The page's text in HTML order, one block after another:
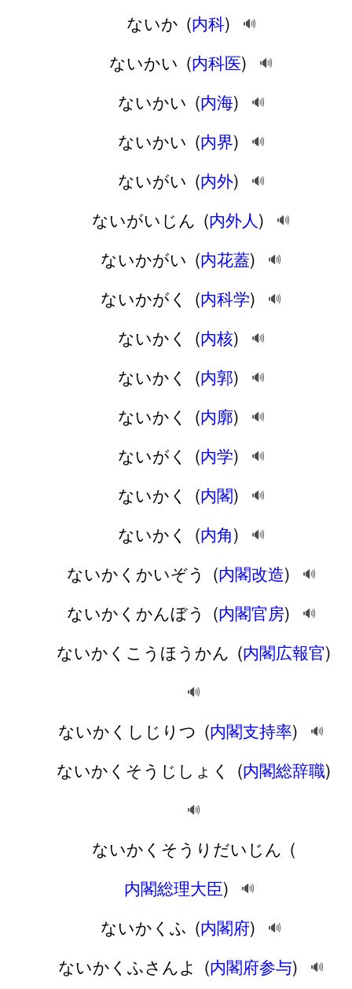
ないか (内科) 🔊
ないかい (内科医) 🔊
ないかい (内海) 🔊
ないかい (内界) 🔊
ないがい (内外) 🔊
ないがいじん (内外人) 🔊
ないかがい (内花蓋) 🔊
ないかがく (内科学) 🔊
ないかく (内核) 🔊
ないかく (内郭) 🔊
ないかく (内廓) 🔊
ないがく (内学) 🔊
ないかく (内閣) 🔊
ないかく (内角) 🔊
ないかくかいぞう (内閣改造) 🔊
ないかくかんぼう (内閣官房) 🔊
ないかくこうほうかん (内閣広報官)
🔊
ないかくしじりつ (内閣支持率) 🔊
ないかくそうじしょく (内閣総辞職)
🔊
ないかくそうりだいじん (
内閣総理大臣) 🔊
ないかくふ (内閣府) 🔊
ないかくふさんよ (内閣府参与) 🔊